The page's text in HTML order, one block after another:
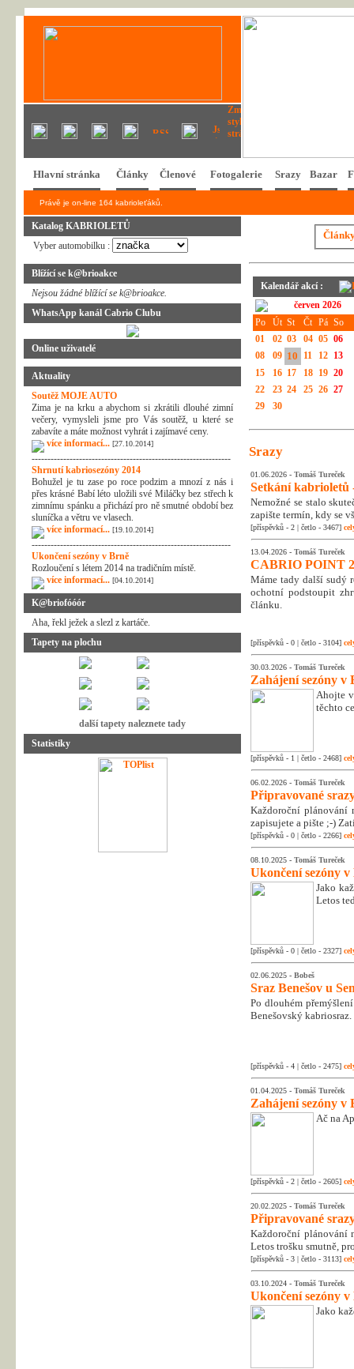
Hlavní stránka Články Členové Fotogalerie Srazy Bazar
Právě je on-line 164 kabrioleťáků.
Katalog KABRIOLETŮ
Vyber automobilku :
Blížící se k@brioakce
Nejsou žádné blížící se k@brioakce.
WhatsApp kanál Cabrio Clubu
Online uživatelé
Aktuality
Soutěž MOJE AUTO
Zima je na krku a abychom si zkrátili dlouhé zimní
večery, vymysleli jsme pro Vás soutěž, u které se
zabavíte a máte možnost vyhrát i zajímavé ceny.
více informací... [27.10.2014]
---------------------------------------------------------------
Shrnutí kabriosezóny 2014
Bohužel je tu zase po roce podzim a mnozí z nás i
přes krásné Babí léto uložili své Miláčky bez střech k
zimnímu spánku a přichází pro ně smutné období bez
sluníčka a větru ve vlasech.
více informací... [19.10.2014]
---------------------------------------------------------------
Ukončení sezóny v Brně
Rozloučení s létem 2014 na tradičním místě.
více informací... [04.10.2014]
K@briofóóór
Aha, řekl ježek a slezl z kartáče.
Tapety na plochu
další tapety naleznete tady
Statistiky
Kalendář akcí :
červen 2026
Po
Út St Čt Pá So
01
02 03 04 05 06
08
09 10 11 12 13
15
16 17 18 19 20
22
23 24 25 26 27
29
30
Srazy
01.06.2026 - Tomáš Tureček
Setkání kabrioletů
Nemožné se stalo
zapište termín, kdy se
[příspěvků - 2 | četlo - 3467]
13.04.2026 - Tomáš Tureček
CABRIO POINT
Máme tady další sudý
ochotní podstoupit
článku.
[příspěvků - 0 | četlo - 3104]
30.03.2026 - Tomáš Tureček
Zahájení sezóny v
Ahojte
těchto
[příspěvků - 1 | četlo - 2468]
06.02.2026 - Tomáš Tureček
Připravované
Každoroční plánování
zapisujete a pište ;-)
[příspěvků - 0 | četlo - 2266]
08.10.2025 - Tomáš Tureček
Ukončení sezóny v
Jako
Letos
[příspěvků - 0 | četlo - 2327]
02.06.2025 - Bobeš
Sraz Benešov u
Po dlouhém
Benešovský kabriosraz.
[příspěvků - 4 | četlo - 2475]
01.04.2025 - Tomáš Tureček
Zahájení sezóny v
Ač na
[příspěvků - 2 | četlo - 2605]
20.02.2025 - Tomáš Tureček
Připravované
Každoroční plánování
Letos trošku smutně,
[příspěvků - 3 | četlo - 3113]
03.10.2024 - Tomáš Tureček
Ukončení sezóny v
Jako